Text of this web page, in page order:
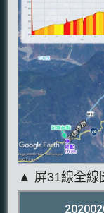
▲ 屏31線全線